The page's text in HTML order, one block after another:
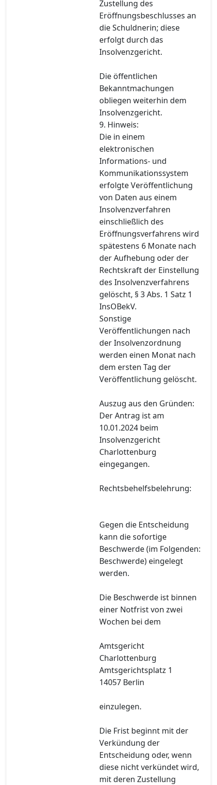
Zustellung des
Eröffnungsbeschlusses an
die Schuldnerin; diese
erfolgt durch das
Insolvenzgericht.
Die öffentlichen
Bekanntmachungen
obliegen weiterhin dem
Insolvenzgericht.
9. Hinweis:
Die in einem
elektronischen
Informations- und
Kommunikationssystem
erfolgte Veröffentlichung
von Daten aus einem
Insolvenzverfahren
einschließlich des
Eröffnungsverfahrens wird
spätestens 6 Monate nach
der Aufhebung oder der
Rechtskraft der Einstellung
des Insolvenzverfahrens
gelöscht, § 3 Abs. 1 Satz 1
InsOBekV.
Sonstige
Veröffentlichungen nach
der Insolvenzordnung
werden einen Monat nach
dem ersten Tag der
Veröffentlichung gelöscht.
Auszug aus den Gründen:
Der Antrag ist am
10.01.2024 beim
Insolvenzgericht
Charlottenburg
eingegangen.
Rechtsbehelfsbelehrung:
Gegen die Entscheidung
kann die sofortige
Beschwerde (im Folgenden:
Beschwerde) eingelegt
werden.
Die Beschwerde ist binnen
einer Notfrist von zwei
Wochen bei dem
Amtsgericht
Charlottenburg
Amtsgerichtsplatz 1
14057 Berlin
einzulegen.
Die Frist beginnt mit der
Verkündung der
Entscheidung oder, wenn
diese nicht verkündet wird,
mit deren Zustellung